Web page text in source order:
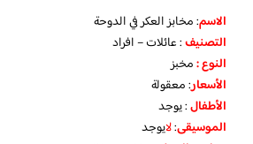
الاسم: مخابز العكر في الدوحة
التصنيف: عائلات – افراد
النوع :مخبز
الأسعار:معقولة
الأطفال:يوجد
الموسيقى:لايوجد